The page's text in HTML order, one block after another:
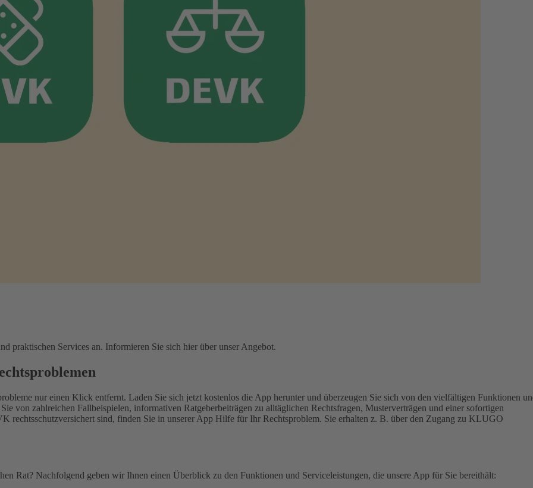
Services an. Informieren Sie sich hier über unser Angebot.
nur einen Klick entfernt. Laden Sie sich jetzt kostenlos die App herunter und überzeugen Sie sich von den vielfältigen Funktionen
von zahlreichen Fallbeispielen, informativen Ratgeberbeiträgen zu alltäglichen Rechtsfragen, Musterverträgen und einer sofortigen
rechtsschutzversichert sind, finden Sie in unserer App Hilfe für Ihr Rechtsproblem. Sie erhalten z. B. über den Zugang zu KLUGO
Rat? Nachfolgend geben wir Ihnen einen Überblick zu den Funktionen und Serviceleistungen, die unsere App für Sie bereithält: